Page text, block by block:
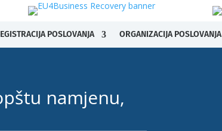
POSLOVANJA ORGANIZACIJA POSLOVANJA
namjenu,